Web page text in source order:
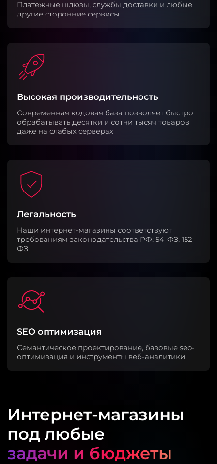
Платежные шлюзы, службы доставки и любые
другие сторонние сервисы
Высокая производительность
Современная кодовая база позволяет быстро
обрабатывать десятки и сотни тысяч товаров
даже на слабых серверах
Легальность
Наши интернет-магазины соответствуют
требованиям законодательства РФ: 54-ФЗ, 152-
ФЗ
SEO оптимизация
Семантическое проектирование, базовые seo-
оптимизация и инструменты веб-аналитики
Интернет-магазины
под любые
задачи и бюджеты